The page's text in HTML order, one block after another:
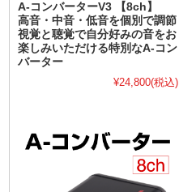
A-コンバーターV3 【8ch】
高音・中音・低音を個別で調節
視覚と聴覚で自分好みの音をお
楽しみいただける特別なA-コン
バーター
¥24,800(税込)